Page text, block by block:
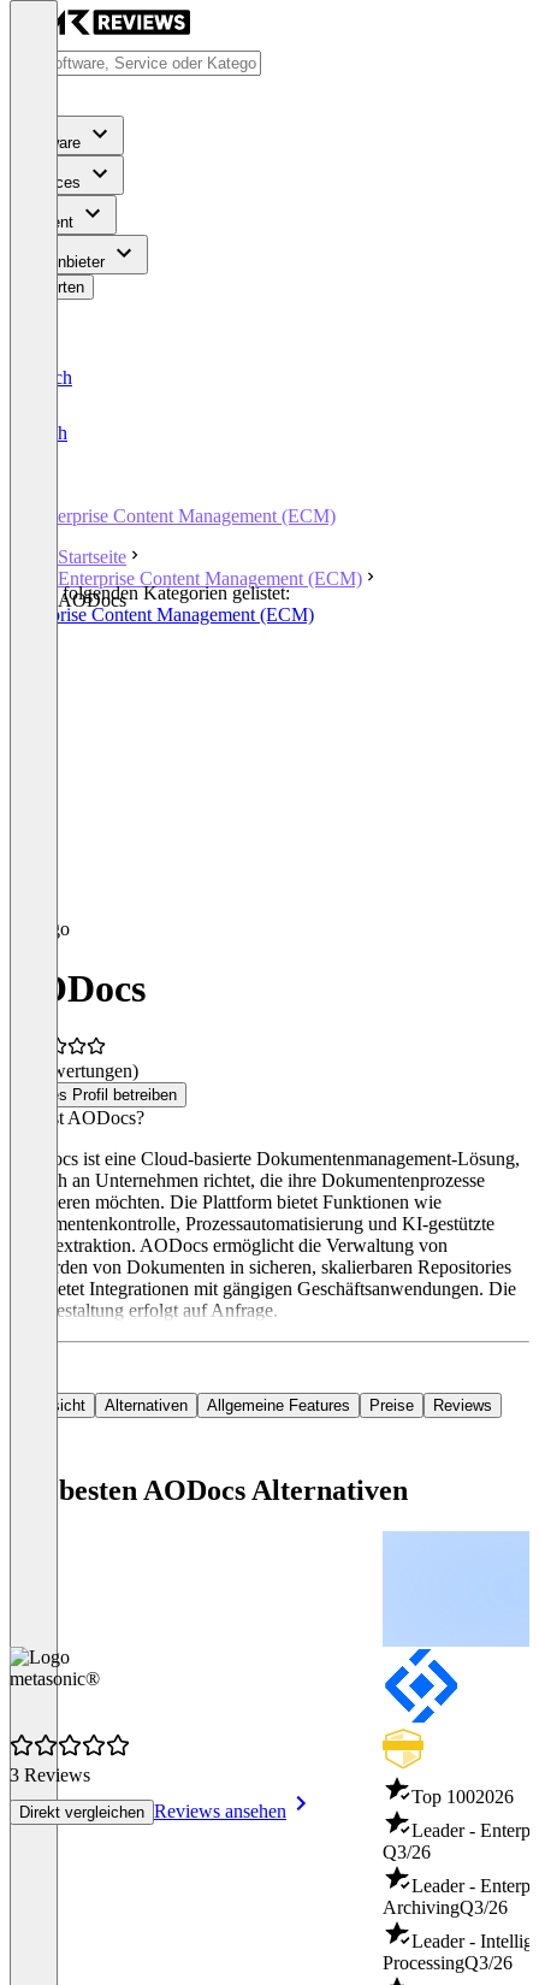
Software
Services
Content
Für Anbieter
Bewerten
Deutsch
English
Enterprise Content Management (ECM)
Startseite
Enterprise Content Management (ECM)
AODocs
In den folgenden Kategorien gelistet:
Enterprise Content Management (ECM)
AODocs
(0 Bewertungen)
Dieses Profil betreiben
Was ist AODocs?
AODocs ist eine Cloud-basierte Dokumentenmanagement-Lösung,
die sich an Unternehmen richtet, die ihre Dokumentenprozesse
optimieren möchten. Die Plattform bietet Funktionen wie
Dokumentenkontrolle, Prozessautomatisierung und KI-gestützte
Datenextraktion. AODocs ermöglicht die Verwaltung von
Milliarden von Dokumenten in sicheren, skalierbaren Repositories
und bietet Integrationen mit gängigen Geschäftsanwendungen. Die
Preisgestaltung erfolgt auf Anfrage.
Übersicht Alternativen Allgemeine Features Preise Reviews
Die besten AODocs Alternativen
metasonic®
3 Reviews
Direkt vergleichen Reviews ansehen
Top 1002026
Leader -
Q3/26
Leader -
ArchivingQ3/26
Leader -
ProcessingQ3/26